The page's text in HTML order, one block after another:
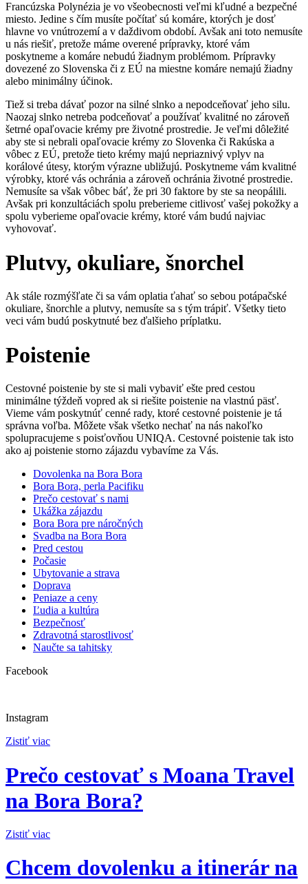
Francúzska Polynézia je vo všeobecnosti veľmi kľudné a bezpečné
miesto. Jedine s čím musíte počítať sú komáre, ktorých je dosť
hlavne vo vnútrozemí a v daždivom období. Avšak ani toto nemusíte
u nás riešiť, pretože máme overené prípravky, ktoré vám
poskytneme a komáre nebudú žiadnym problémom. Prípravky
dovezené zo Slovenska či z EÚ na miestne komáre nemajú žiadny
alebo minimálny účinok.
Tiež si treba dávať pozor na silné slnko a nepodceňovať jeho silu.
Naozaj slnko netreba podceňovať a používať kvalitné no zároveň
šetrné opaľovacie krémy pre životné prostredie. Je veľmi dôležité
aby ste si nebrali opaľovacie krémy zo Slovenka či Rakúska a
vôbec z EÚ, pretože tieto krémy majú nepriaznivý vplyv na
korálové útesy, ktorým výrazne ubližujú. Poskytneme vám kvalitné
výrobky, ktoré vás ochránia a zároveň ochránia životné prostredie.
Nemusíte sa však vôbec báť, že pri 30 faktore by ste sa neopálili.
Avšak pri konzultáciách spolu preberieme citlivosť vašej pokožky a
spolu vyberieme opaľovacie krémy, ktoré vám budú najviac
vyhovovať.
Plutvy, okuliare, šnorchel
Ak stále rozmýšľate či sa vám oplatia ťahať so sebou potápačské
okuliare, šnorchle a plutvy, nemusíte sa s tým trápiť. Všetky tieto
veci vám budú poskytnuté bez ďalšieho príplatku.
Poistenie
Cestovné poistenie by ste si mali vybaviť ešte pred cestou
minimálne týždeň vopred ak si riešite poistenie na vlastnú päsť.
Vieme vám poskytnúť cenné rady, ktoré cestovné poistenie je tá
správna voľba. Môžete však všetko nechať na nás nakoľko
spolupracujeme s poisťovňou UNIQA. Cestovné poistenie tak isto
ako aj poistenie storno zájazdu vybavíme za Vás.
Dovolenka na Bora Bora
Bora Bora, perla Pacifiku
Prečo cestovať s nami
Ukážka zájazdu
Bora Bora pre náročných
Svadba na Bora Bora
Pred cestou
Počasie
Ubytovanie a strava
Doprava
Peniaze a ceny
Ľudia a kultúra
Bezpečnosť
Zdravotná starostlivosť
Naučte sa tahitsky
Facebook
Instagram
Zistiť viac
Prečo cestovať s Moana Travel
na Bora Bora?
Zistiť viac
Chcem dovolenku a itinerár na